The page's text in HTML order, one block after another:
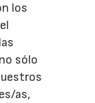
los
sólo
as,